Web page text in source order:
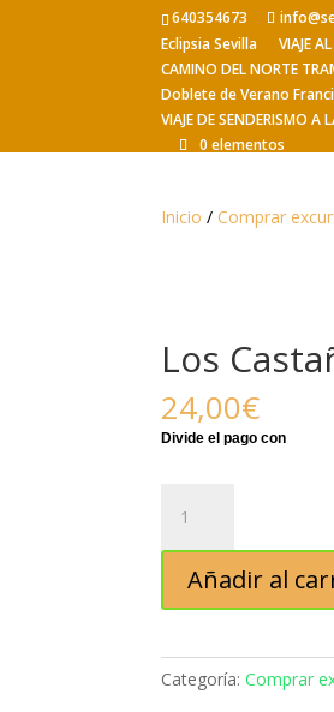
640354673
Eclipsia Sevilla
VIAJE
CAMINO DEL NORTE
Doblete de Verano
VIAJE DE SENDERISMO A
0 elementos
Inicio / Comprar
Los
24,00€
Castañares
y
Feria
Mosto
bus
Añadir al
Categoría:Comprar